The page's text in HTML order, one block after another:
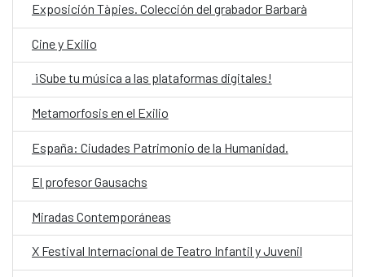
Exposición Tàpies. Colección del grabador Barbarà
Cine y Exilio
¡Sube tu música a las plataformas digitales!
Metamorfosis en el Exilio
España: Ciudades Patrimonio de la Humanidad.
El profesor Gausachs
Miradas Contemporáneas
X Festival Internacional de Teatro Infantil y Juvenil